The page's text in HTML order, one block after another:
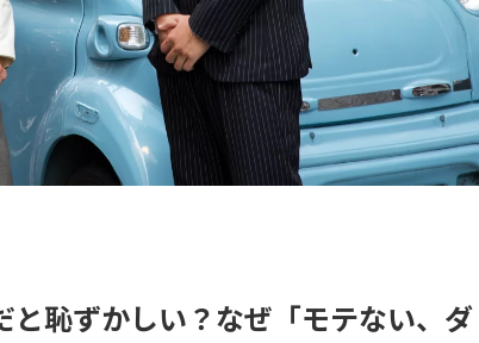
と恥ずかしい？なぜ「モテない、ダ